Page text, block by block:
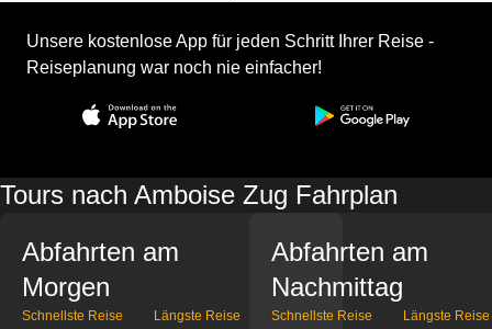
Unsere kostenlose App für jeden Schritt Ihrer Reise -
Reiseplanung war noch nie einfacher!
Tours nach Amboise Zug Fahrplan
Abfahrten am
Morgen
Schnellste Reise Längste Reise
Abfahrten am
Nachmittag
Schnellste Reise Längste Reise